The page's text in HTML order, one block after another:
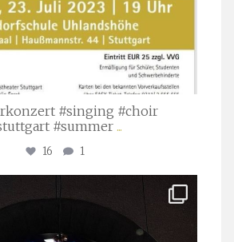
#singing #choir
#summer...
16 1
Apr. 1